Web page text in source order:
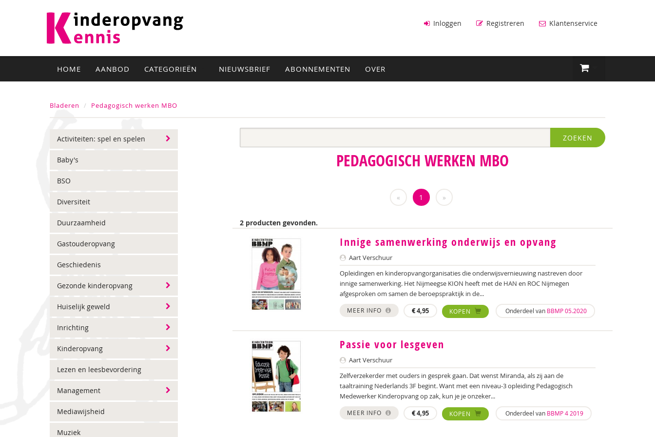
Inloggen Registreren Klantenservice
HOME AANBOD CATEGORIEËN NIEUWSBRIEF ABONNEMENTEN OVER
Bladeren Pedagogisch werken MBO
Activiteiten: spel en spelen
Baby's
BSO
Diversiteit
Duurzaamheid
Gastouderopvang
Geschiedenis
Gezonde kinderopvang
Huiselijk geweld
Inrichting
Kinderopvang
Lezen en leesbevordering
Management
Mediawijsheid
Muziek
ZOEKEN
PEDAGOGISCH WERKEN MBO
« 1 »
2 producten gevonden.
Innige samenwerking onderwijs en opvang
Aart Verschuur
Opleidingen en kinderopvangorganisaties die onderwijsvernieuwing nastreven door
innige samenwerking. Het Nijmeegse KION heeft met de HAN en ROC Nijmegen
afgesproken om samen de beroepspraktijk in de...
MEER INFO €4,95 KOPEN Onderdeel van BBMP 05.2020
Passie voor lesgeven
Aart Verschuur
Zelfverzekerder met ouders in gesprek gaan. Dat wenst Miranda, als zij aan de
taaltraining Nederlands 3F begint. Want met een niveau-3 opleiding Pedagogisch
Medewerker Kinderopvang op zak, kun je je onzeker...
MEER INFO €4,95 KOPEN Onderdeel van BBMP 4 2019